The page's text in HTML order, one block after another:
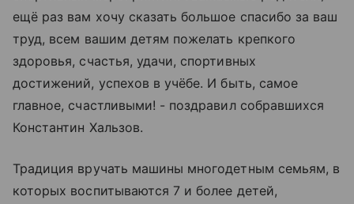
ещё раз вам хочу сказать большое спасибо за ваш
труд, всем вашим детям пожелать крепкого
здоровья, счастья, удачи, спортивных
достижений, успехов в учёбе. И быть, самое
главное, счастливыми! - поздравил собравшихся
Константин Хальзов.
Традиция вручать машины многодетным семьям, в
которых воспитываются 7 и более детей,